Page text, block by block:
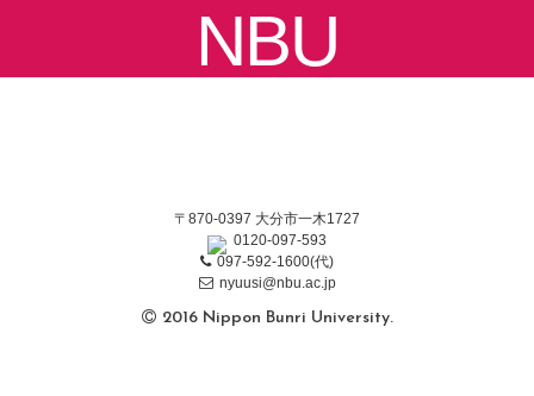
NBU
〒870-0397 大分市一木1727
0120-097-593
097-592-1600(代)
nyuusi@nbu.ac.jp
2016 Nippon Bunri University.